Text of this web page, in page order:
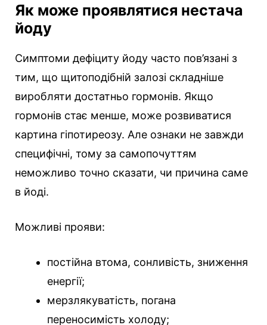
Як може проявлятися нестача
йоду
Симптоми дефіциту йоду часто пов’язані з
тим, що щитоподібній залозі складніше
виробляти достатньо гормонів. Якщо
гормонів стає менше, може розвиватися
картина гіпотиреозу. Але ознаки не завжди
специфічні, тому за самопочуттям
неможливо точно сказати, чи причина саме
в йоді.
Можливі прояви:
постійна втома, сонливість, зниження
енергії;
мерзлякуватість, погана
переносимість холоду;